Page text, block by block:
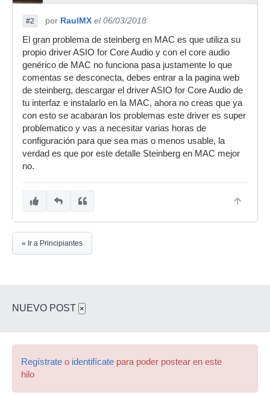
#2 por RaulMX el 06/03/2018
El gran problema de steinberg en MAC es que utiliza su
propio driver ASIO for Core Audio y con el core audio
genérico de MAC no funciona pasa justamente lo que
comentas se desconecta, debes entrar a la pagina web
de steinberg, descargar el driver ASIO for Core Audio de
tu interfaz e instalarlo en la MAC, ahora no creas que ya
con esto se acabaran los problemas este driver es super
problematico y vas a necesitar varias horas de
configuración para que sea mas o menos usable, la
verdad es que por este detalle Steinberg en MAC mejor
no.
« Ir a Principiantes
NUEVO POST ×
Regístrate o identifícate para poder postear en este
hilo